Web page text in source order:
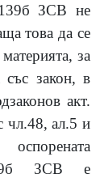
ЗСВ не
това да се
за
със закон, в
акт.
чл.48, ал.5 и
ЗСВ е